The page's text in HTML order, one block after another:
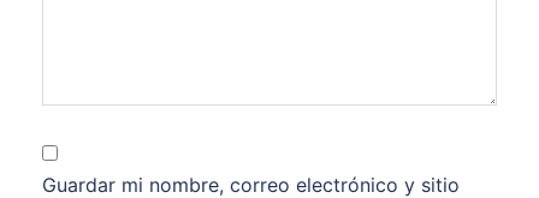
Guardar mi nombre, correo electrónico y sitio